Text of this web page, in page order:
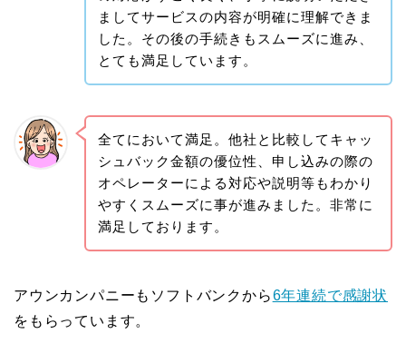
ましてサービスの内容が明確に理解できま
した。その後の手続きもスムーズに進み、
とても満足しています。
全てにおいて満足。他社と比較してキャッ
シュバック金額の優位性、申し込みの際の
オペレーターによる対応や説明等もわかり
やすくスムーズに事が進みました。非常に
満足しております。
アウンカンパニーもソフトバンクから6年連続で感謝状
をもらっています。